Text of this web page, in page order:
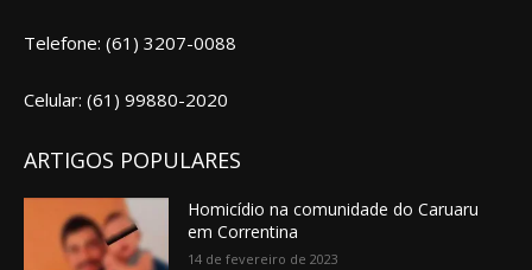
Telefone: (61) 3207-0088
Celular: (61) 99880-2020
ARTIGOS POPULARES
Homicídio na comunidade do Caruaru
em Correntina
14 de fevereiro de 2023